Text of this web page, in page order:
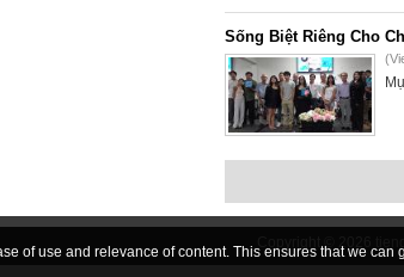
Sống Biệt Riêng Cho
Copyright © 2026
of use and relevance of content. This ensures that we